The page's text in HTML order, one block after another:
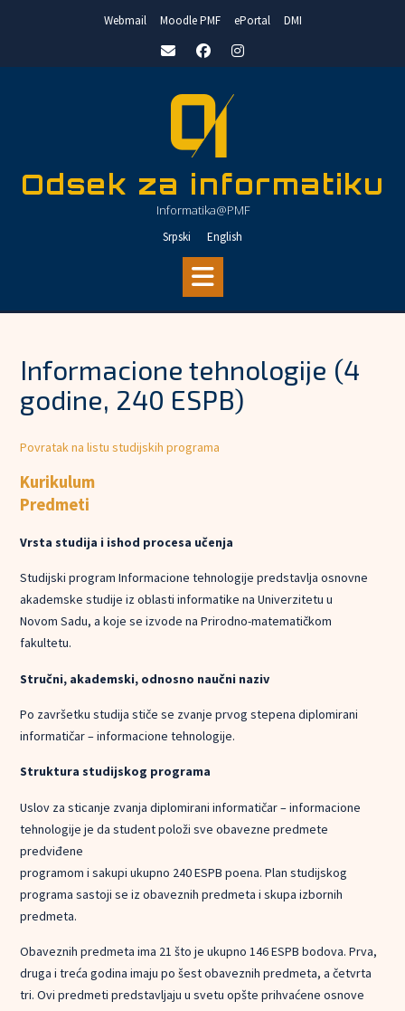
Webmail Moodle PMF ePortal DMI
Odsek za informatiku
Informatika@PMF
Srpski English
Informacione tehnologije (4
godine, 240 ESPB)
Povratak na listu studijskih programa
Kurikulum
Predmeti
Vrsta studija i ishod procesa učenja
Studijski program Informacione tehnologije predstavlja osnovne
akademske studije iz oblasti informatike na Univerzitetu u
Novom Sadu, a koje se izvode na Prirodno-matematičkom
fakultetu.
Stručni, akademski, odnosno naučni naziv
Po završetku studija stiče se zvanje prvog stepena diplomirani
informatičar – informacione tehnologije.
Struktura studijskog programa
Uslov za sticanje zvanja diplomirani informatičar – informacione
tehnologije je da student položi sve obavezne predmete
predviđene
programom i sakupi ukupno 240 ESPB poena. Plan studijskog
programa sastoji se iz obaveznih predmeta i skupa izbornih
predmeta.
Obaveznih predmeta ima 21 što je ukupno 146 ESPB bodova. Prva,
druga i treća godina imaju po šest obaveznih predmeta, a četvrta
tri. Ovi predmeti predstavljaju u svetu opšte prihvaćene osnove